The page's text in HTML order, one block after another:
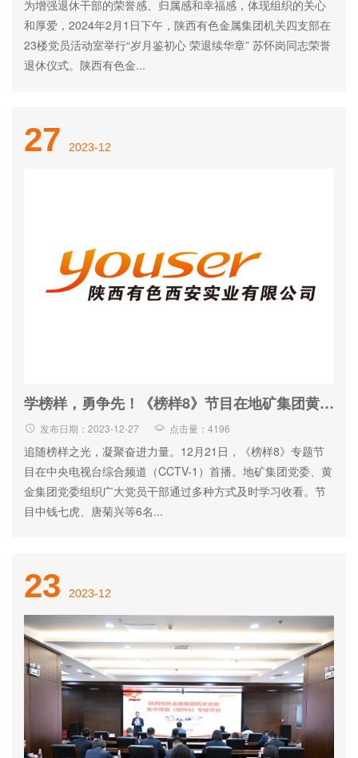
为增强退休干部的荣誉感、归属感和幸福感，体现组织的关心
和厚爱，2024年2月1日下午，陕西有色金属集团机关四支部在
23楼党员活动室举行“岁月鉴初心 荣退续华章” 苏怀岗同志荣誉
退休仪式。陕西有色金...
27 2023-12
学榜样，勇争先！《榜样8》节目在地矿集团黄金集团广大党员中引发热烈反响
发布日期：2023-12-27 点击量：4196
追随榜样之光，凝聚奋进力量。12月21日，《榜样8》专题节
目在中央电视台综合频道（CCTV-1）首播。地矿集团党委、黄
金集团党委组织广大党员干部通过多种方式及时学习收看。节
目中钱七虎、唐菊兴等6名...
23 2023-12